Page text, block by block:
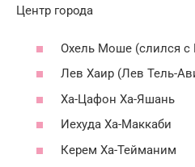
Центр города
Охель Моше (слился с
Лев Хаир (Лев Тель-
Ха-Цафон Ха-Яшань
Иехуда Ха-Маккаби
Керем Ха-Тейманим